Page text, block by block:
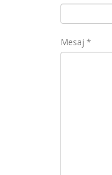
Mesaj *